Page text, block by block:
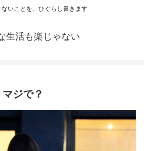
ないことを、ひぐらし書きます
生活も楽じゃない
ジで？